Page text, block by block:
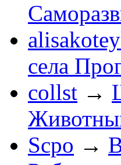
села
collst →
Scpo →